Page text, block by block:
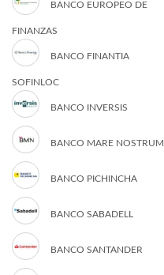
BANCO EUROPEO DE
FINANZAS
BANCO FINANTIA
SOFINLOC
BANCO INVERSIS
BANCO MARE NOSTRUM
BANCO PICHINCHA
BANCO SABADELL
BANCO SANTANDER